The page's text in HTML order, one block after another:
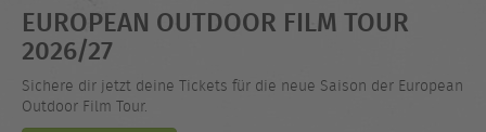
EUROPEAN OUTDOOR FILM TOUR
2026/27
Sichere dir jetzt deine Tickets für die neue Saison der European
Outdoor Film Tour.